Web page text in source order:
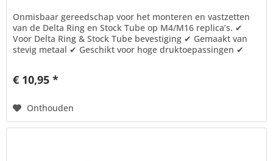
Onmisbaar gereedschap voor het monteren en vastzetten
van de Delta Ring en Stock Tube op M4/M16 replica’s. ✔
Voor Delta Ring & Stock Tube bevestiging ✔ Gemaakt van
stevig metaal ✔ Geschikt voor hoge druktoepassingen ✔
€ 10,95 *
Onthouden